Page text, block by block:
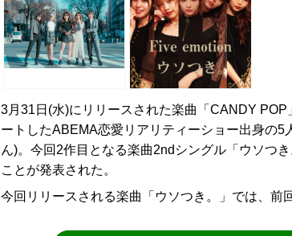
3月31日(水)にリリースされた楽曲「CANDY
ートしたABEMA恋愛リアリティーショー出身の5
ん)。今回2作目となる楽曲2ndシングル「ウソつ
ことが発表された。
今回リリースされる楽曲「ウソつき。」では、前